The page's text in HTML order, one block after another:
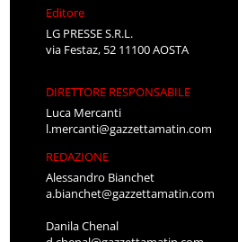
Editore
LG PRESSE S.R.L.
via Festaz, 52 11100 AOSTA
DIRETTORE RESPONSABILE
Luca Mercanti
l.mercanti@gazzettamatin.com
REDAZIONE
Alessandro Bianchet
a.bianchet@gazzettamatin.com
Danila Chenal